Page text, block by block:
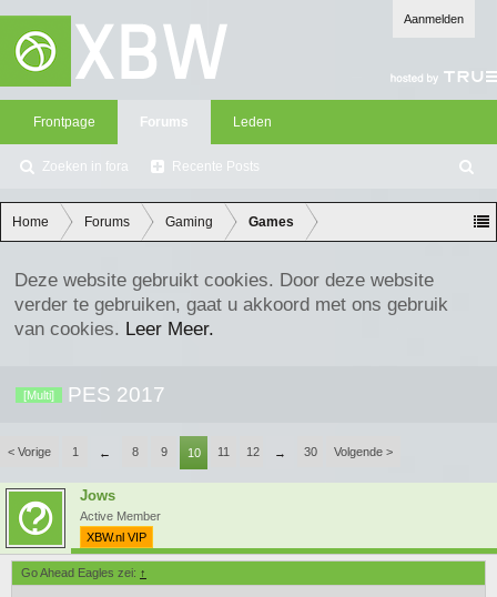
Aanmelden
Frontpage Forums
Zoeken in fora Recente Posts
Leden
oe
ke
n
Home Forums Gaming Games
Deze website gebruikt cookies. Door deze website
verder te gebruiken, gaat u akkoord met ons gebruik
van cookies. Leer Meer.
[Multi] PES 2017
< Vorige 1 ← 8 9 10 11 12 → 30 Volgende >
Jows
Active Member
XBW.nl VIP
Go Ahead Eagles zei: ↑